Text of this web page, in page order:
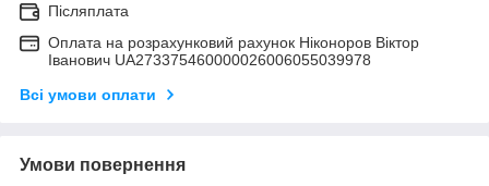
Післяплата
Оплата на розрахунковий рахунок Ніконоров Віктор
Іванович UA273375460000026006055039978
Всі умови оплати
Умови повернення